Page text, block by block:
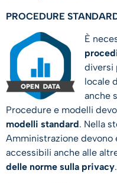
PROCEDURE
È
diversi
locale
anche
Procedure e modelli
modelli standard. Nella
Amministrazione devono
accessibili anche alle
delle norme sulla privacy.